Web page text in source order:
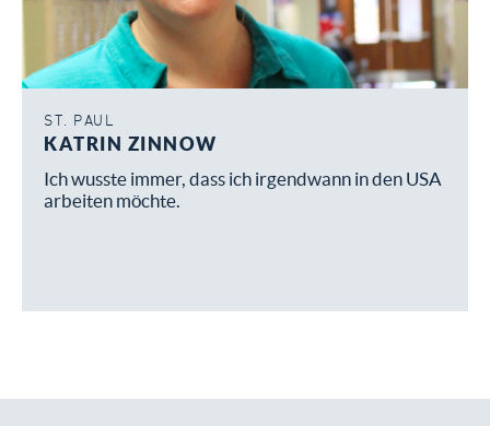
ST. PAUL
KATRIN ZINNOW
Ich wusste immer, dass ich irgendwann in den USA
arbeiten möchte.